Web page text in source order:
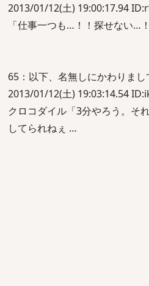
2013/01/12(土) 19:00:17.94
「仕事一つも…！！探せない…
65：以下、名無しにかわりまし
2013/01/12(土) 19:03:14.54
クロコダイル「3分やろう。そ
してられねぇ …